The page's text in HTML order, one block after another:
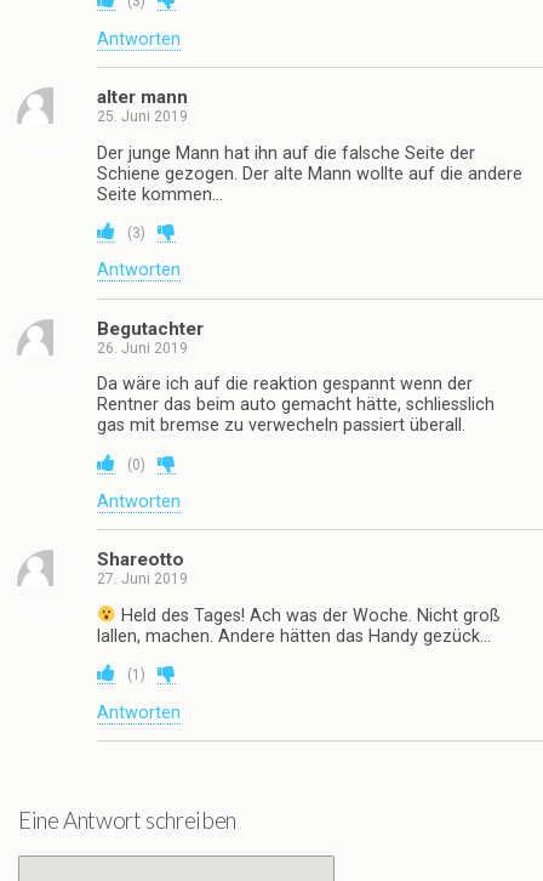
Antworten
alter mann
25. Juni 2019
Der junge Mann hat ihn auf die falsche Seite der
Schiene gezogen. Der alte Mann wollte auf die andere
Seite kommen…
(3)
Antworten
Begutachter
26. Juni 2019
Da wäre ich auf die reaktion gespannt wenn der
Rentner das beim auto gemacht hätte, schliesslich
gas mit bremse zu verwecheln passiert überall.
(0)
Antworten
Shareotto
27. Juni 2019
Held des Tages! Ach was der Woche. Nicht groß
lallen, machen. Andere hätten das Handy gezück…
(1 )
Antworten
Eine Antwort schreiben